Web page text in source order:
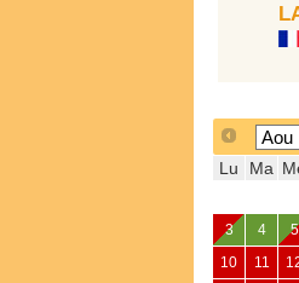
Lu Ma
3 4 5
10 11